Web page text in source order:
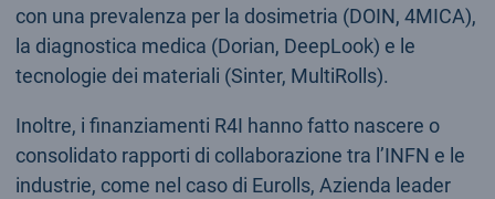
con una prevalenza per la dosimetria (DOIN, 4MICA),
la diagnostica medica (Dorian, DeepLook) e le
tecnologie dei materiali (Sinter, MultiRolls).
Inoltre, i finanziamenti R4I hanno fatto nascere o
consolidato rapporti di collaborazione tra l’INFN e le
industrie, come nel caso di Eurolls, Azienda leader